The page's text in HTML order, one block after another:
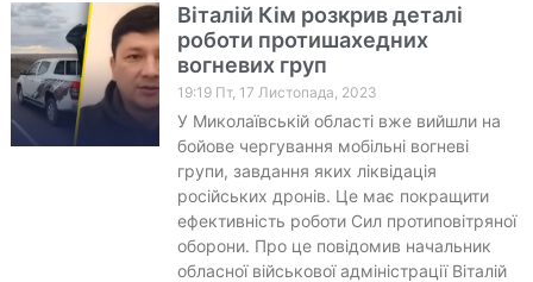
Віталій Кім розкрив деталі
роботи протишахедних
вогневих груп
19:19 Пт, 17 Листопада, 2023
У Миколаївській області вже вийшли на
бойове чергування мобільні вогневі
групи, завдання яких ліквідація
російських дронів. Це має покращити
ефективність роботи Сил протиповітряної
оборони. Про це повідомив начальник
обласної військової адміністрації Віталій